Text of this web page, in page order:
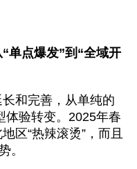
单点爆发”到“全域开
和完善，从单纯的
体验转变。2025年春
区“热辣滚烫”，而且
。